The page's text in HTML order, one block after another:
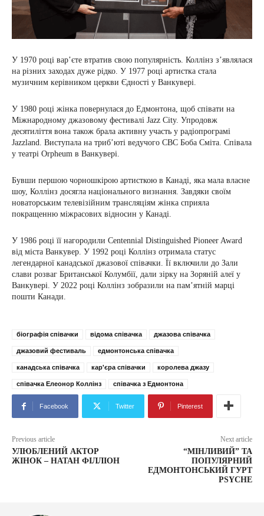
У 1970 році вар’єте втратив свою популярність. Коллінз з’являлася
на різних заходах дуже рідко. У 1977 році артистка стала
музичним керівником церкви Єдності у Ванкувері.
У 1980 році жінка повернулася до Едмонтона, щоб співати на
Міжнародному джазовому фестивалі Jazz City. Упродовж
десятиліття вона також брала активну участь у радіопрограмі
Jazzland. Виступала на триб’юті ведучого СВС Боба Сміта. Співала
у театрі Orpheum в Ванкувері.
Бувши першою чорношкірою артисткою в Канаді, яка мала власне
шоу, Коллінз досягла національного визнання. Завдяки своїм
новаторським телевізійним трансляціям жінка сприяла
покращенню міжрасових відносин у Канаді.
У 1986 році її нагородили Centennial Distinguished Pioneer Award
від міста Ванкувер. У 1992 році Коллінз отримала статус
легендарної канадської джазової співачки. Її включили до Зали
слави розваг Британської Колумбії, дали зірку на Зоряній алеї у
Ванкувері. У 2022 році Коллінз зобразили на пам’ятній марці
пошти Канади.
біографія співачки відома співачка джазова співачка
джазовий фестиваль едмонтонська співачка
канадська співачка кар'єра співачки королева джазу
співачка Елеонор Коллінз співачка з Едмонтона
Facebook Twitter Pinterest
Previous article
УЛЮБЛЕНИЙ АКТОР
ЖІНОК – НАТАН ФІЛЛІОН
Next article
“МІНЛИВИЙ” ТА
ПОПУЛЯРНИЙ
ЕДМОНТОНСЬКИЙ ГУРТ
PSYCHE